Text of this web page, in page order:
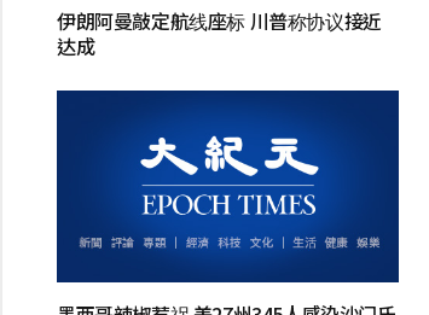
伊朗阿曼敲定航线座标 川普称协议接近
达成